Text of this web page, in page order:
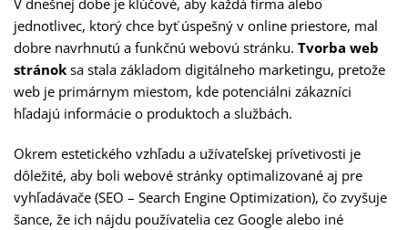
jednotlivec, ktorý chce byť úspešný v online priestore, mal
dobre navrhnutú a funkčnú webovú stránku. Tvorba web
stránok sa stala základom digitálneho marketingu, pretože
web je primárnym miestom, kde potenciálni zákazníci
hľadajú informácie o produktoch a službách.
Okrem estetického vzhľadu a užívateľskej prívetivosti je
dôležité, aby boli webové stránky optimalizované aj pre
vyhľadávače (SEO – Search Engine Optimization), čo zvyšuje
šance, že ich nájdu používatelia cez Google alebo iné